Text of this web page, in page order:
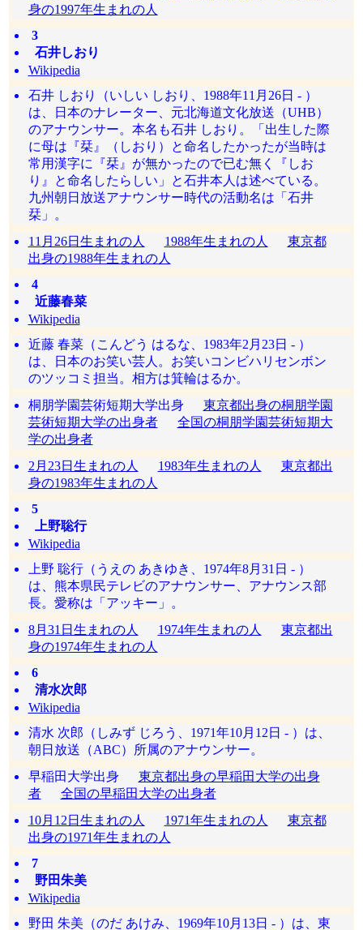
身の1997年生まれの人
3
石井しおり
Wikipedia
石井 しおり（いしい しおり、1988年11月26日 - ）
は、日本のナレーター、元北海道文化放送（UHB）
のアナウンサー。本名も石井 しおり。「出生した際
に母は『栞』（しおり）と命名したかったが当時は
常用漢字に『栞』が無かったので已む無く『しお
り』と命名したらしい」と石井本人は述べている。
九州朝日放送アナウンサー時代の活動名は「石井
栞」。
11月26日生まれの人
1988年生まれの人
東京都
出身の1988年生まれの人
4
近藤春菜
Wikipedia
近藤 春菜（こんどう はるな、1983年2月23日 - ）
は、日本のお笑い芸人。お笑いコンビハリセンボン
のツッコミ担当。相方は箕輪はるか。
桐朋学園芸術短期大学出身 東京都出身の桐朋学園
芸術短期大学の出身者
全国の桐朋学園芸術短期大
学の出身者
2月23日生まれの人
1983年生まれの人
東京都出
身の1983年生まれの人
5
上野聡行
Wikipedia
上野 聡行（うえの あきゆき、1974年8月31日 - ）
は、熊本県民テレビのアナウンサー、アナウンス部
長。愛称は「アッキー」。
8月31日生まれの人
1974年生まれの人
東京都出
身の1974年生まれの人
6
清水次郎
Wikipedia
清水 次郎（しみず じろう、1971年10月12日 - ）は、
朝日放送（ABC）所属のアナウンサー。
早稲田大学出身 東京都出身の早稲田大学の出身
者
全国の早稲田大学の出身者
10月12日生まれの人
1971年生まれの人
東京都
出身の1971年生まれの人
7
野田朱美
Wikipedia
野田 朱美（のだ あけみ、1969年10月13日 - ）は、東